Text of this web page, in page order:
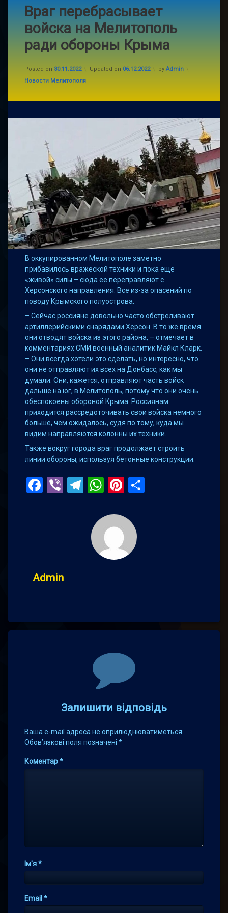
Враг перебрасывает
войска на Мелитополь
ради обороны Крыма
Posted on 30.11.2022 Updated on 06.12.2022 by Admin
Categories:
Новости Мелитополя
В оккупированном Мелитополе заметно
прибавилось вражеской техники и пока еще
«живой» силы – сюда ее переправляют с
Херсонского направления. Все из-за опасений по
поводу Крымского полуострова.
– Сейчас россияне довольно часто обстреливают
артиллерийскими снарядами Херсон. В то же время
они отводят войска из этого района, – отмечает в
комментариях СМИ военный аналитик Майкл Кларк.
– Они всегда хотели это сделать, но интересно, что
они не отправляют их всех на Донбасс, как мы
думали. Они, кажется, отправляют часть войск
дальше на юг, в Мелитополь, потому что они очень
обеспокоены обороной Крыма. Россиянам
приходится рассредоточивать свои войска немного
больше, чем ожидалось, судя по тому, куда мы
видим направляются колонны их техники.
Также вокруг города враг продолжает строить
линии обороны, используя бетонные конструкции.
Facebook
ViberTelegram
WhatsApp
Pinterest
Admin
Залишити відповідь
Ваша e-mail адреса не оприлюднюватиметься.
Обов’язкові поля позначені *
Коментар*
Ім'я*
Email *